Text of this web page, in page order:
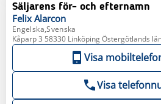
Säljarens för- och efternamn
Felix Alarcon
Engelska,Svenska
Kåparp 3 58330 Linköping Östergötlands
Visa
Visa